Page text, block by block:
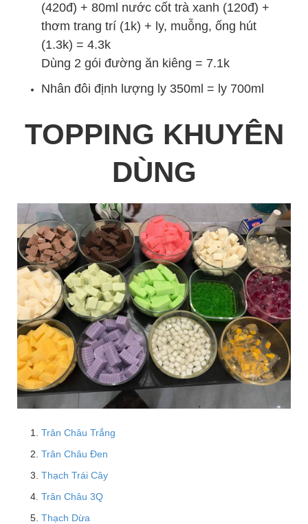
(420đ) + 80ml nước cốt trà xanh (120đ) +
thơm trang trí (1k) + ly, muỗng, ống hút
(1.3k) = 4.3k
Dùng 2 gói đường ăn kiêng = 7.1k
Nhân đôi định lượng ly 350ml = ly 700ml
TOPPING KHUYÊN
DÙNG
Trân Châu Trắng
Trân Châu Đen
Thạch Trái Cây
Trân Châu 3Q
Thạch Dừa